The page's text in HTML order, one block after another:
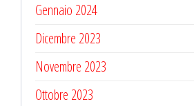
Gennaio 2024
Dicembre 2023
Novembre 2023
Ottobre 2023